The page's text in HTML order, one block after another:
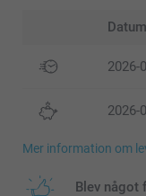
Datum
2026-
2026-
Mer information om
Blev något